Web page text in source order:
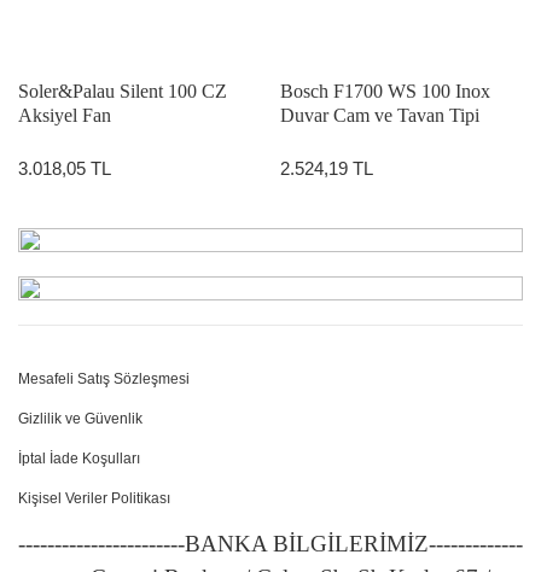
Soler&Palau Silent 100 CZ
Aksiyel Fan
3.018,05 TL
Bosch F1700 WS 100 Inox
Duvar Cam ve Tavan Tipi
2.524,19 TL
Mesafeli Satış Sözleşmesi
Gizlilik ve Güvenlik
İptal İade Koşulları
Kişisel Veriler Politikası
-----------------------BANKA BİLGİLERİMİZ-------------